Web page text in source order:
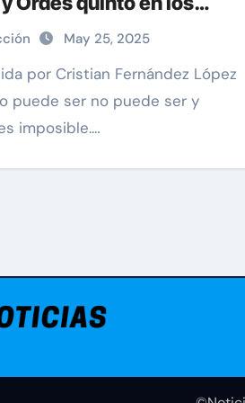
de España
May 25, 2025
puede ser no puede ser y
imposible.…